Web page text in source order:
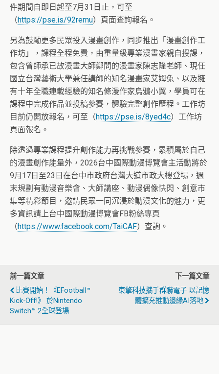
件期間自即日起至7月31日止，可至
（https://pse.is/92remu）頁面查詢報名。
另為鼓勵更多民眾投入漫畫創作，同步推出「漫畫創作工
作坊」，課程全程免費，由重量級專業漫畫家親自授課，
包含曾師承已故漫畫大師鄭問的漫畫家陳志隆老師、現任
國立台灣藝術大學兼任講師的知名漫畫家艾姆兔、以及擁
有十年全職連載經驗的知名條漫作家烏鴉小翼，學員可在
課程中完成作品並投稿參賽，體驗完整創作歷程。工作坊
目前仍開放報名，可至（https://pse.is/8yed4c）工作坊
頁面報名。
除透過專業課程提升創作能力再挑戰參賽，累積屬於自己
的漫畫創作能量外，2026台中國際動漫博覽會主活動將於
9月17日至23日在台中市政府台灣大道市政大樓登場，週
末規劃有動漫音樂會、大師講座、動漫偶像快閃、創意市
集等精彩節目，邀請民眾一同沉浸於動漫文化的魅力，更
多資訊請上台中國際動漫博覽會FB粉絲專頁
（https://www.facebook.com/TaiCAF）查詢。
前一篇文章
比賽開始！《eFootball™
Kick-Off!》 於Nintendo
Switch™ 2全球登場
下一篇文章
東擎科技攜手群聯電子 以記憶
體擴充推動邊緣AI落地